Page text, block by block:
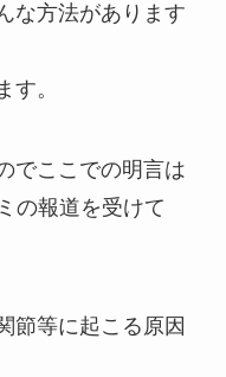
な方法があります
す。
でここでの明言は
の報道を受けて
節等に起こる原因